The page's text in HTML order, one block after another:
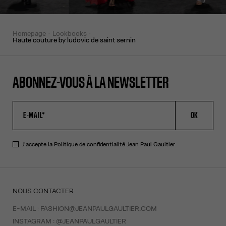
homepage
lookbooks
haute couture by ludovic de saint sernin
ABONNEZ-VOUS À LA NEWSLETTER
OK
J'accepte la Politique de confidentialitéJean Paul Gaultier
NOUS CONTACTER
E-MAIL : FASHION@JEANPAULGAULTIER.COM
INSTAGRAM : @JEANPAULGAULTIER